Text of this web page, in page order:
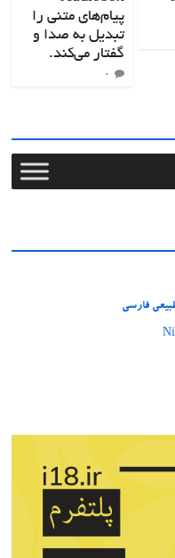
پیام‌های متنی را
تبدیل به صدا و
گفتار می‌کند.
۰
فارسی